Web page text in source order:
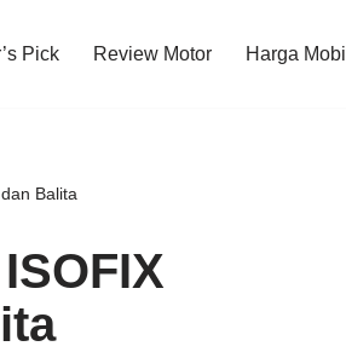
Pick Review Motor Harga Mobil
Balita